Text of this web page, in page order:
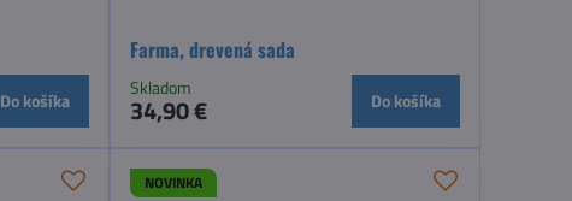
Do košíka
Farma, drevená sada
Skladom
34,90 € Do košíka
NOVINKA